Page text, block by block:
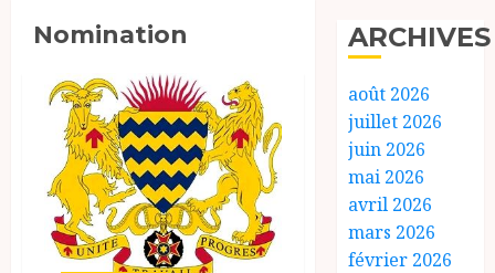
Nomination ARCHIVES
août 2026
juillet 2026
juin 2026
mai 2026
avril 2026
mars 2026
février 2026